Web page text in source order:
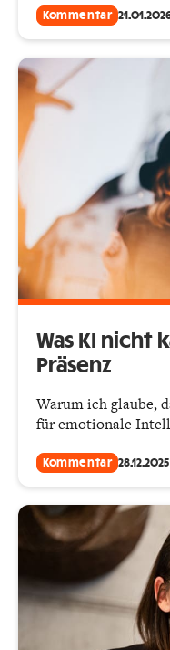
Kommentar
Was KI nicht
Präsenz
Warum ich glaube,
für emotionale
Kommentar 28.12.2025